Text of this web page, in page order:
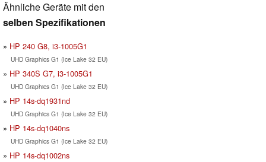
Ähnliche Geräte mit den
selben Spezifikationen
HP 240 G8, i3-1005G1
UHD Graphics G1 (Ice Lake 32 EU)
HP 340S G7, i3-1005G1
UHD Graphics G1 (Ice Lake 32 EU)
HP 14s-dq1931nd
UHD Graphics G1 (Ice Lake 32 EU)
HP 14s-dq1040ns
UHD Graphics G1 (Ice Lake 32 EU)
HP 14s-dq1002ns